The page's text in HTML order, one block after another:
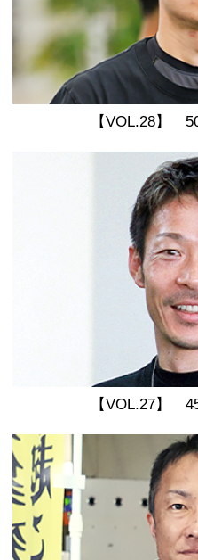
【VOL.28】
【VOL.27】